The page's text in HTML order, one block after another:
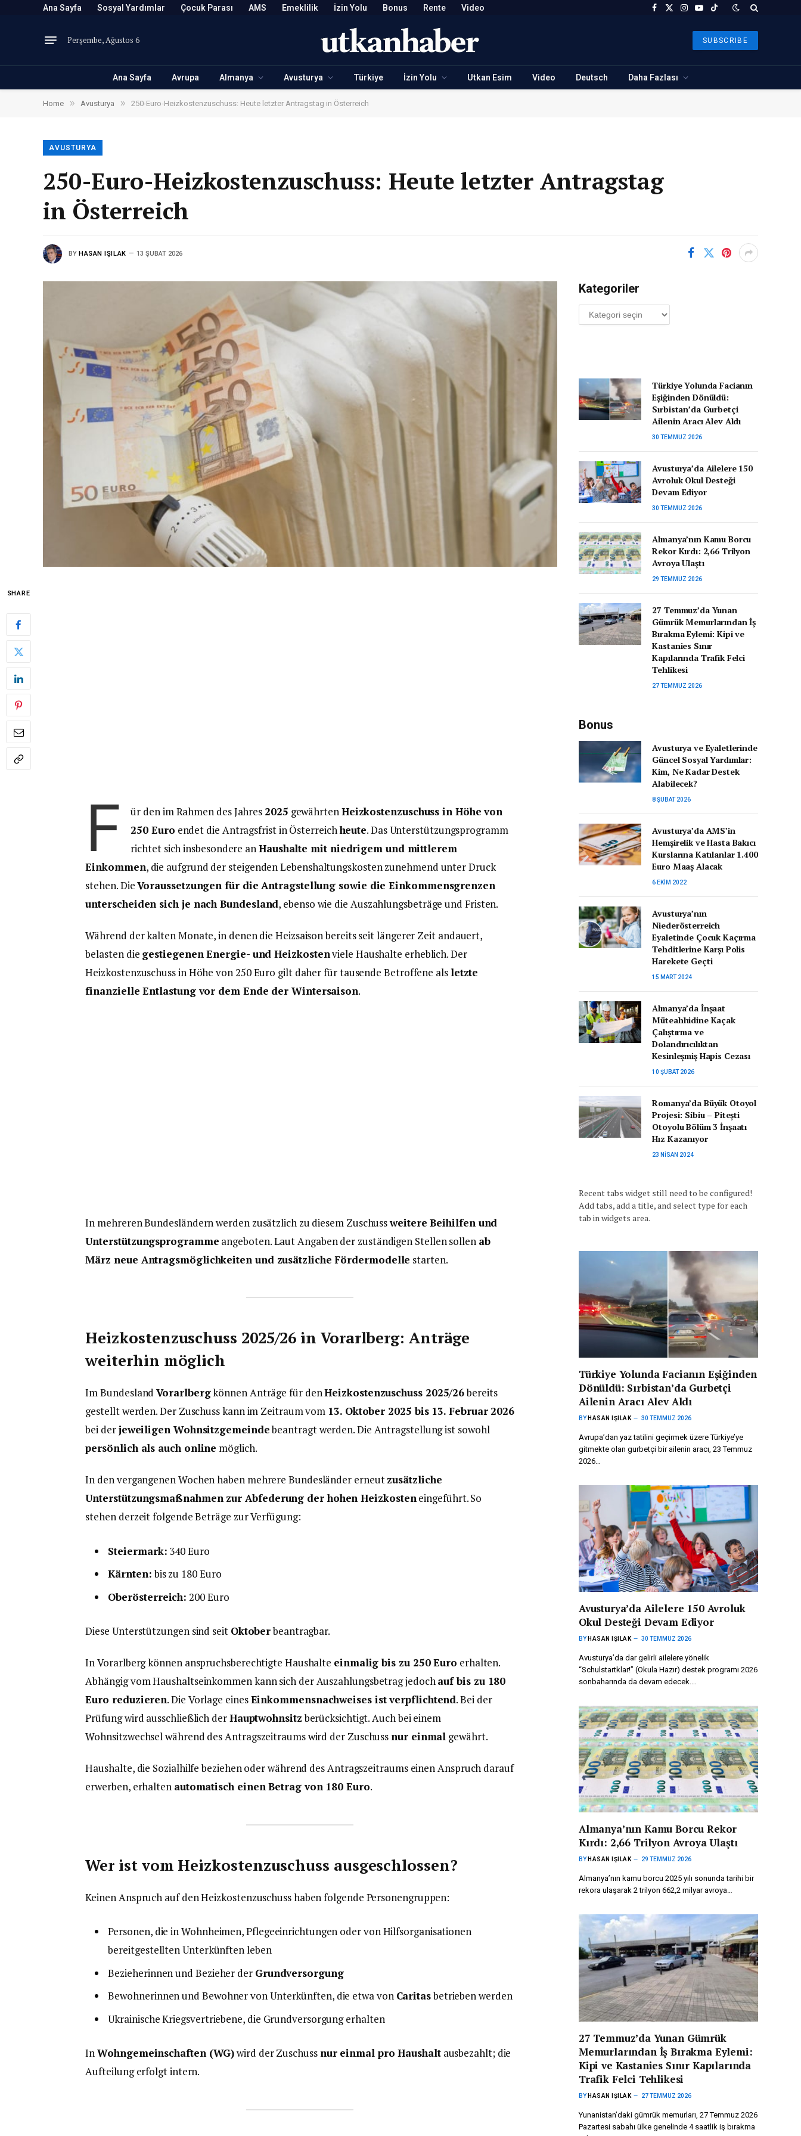
Ana Sayfa Sosyal Yardımlar Çocuk Parası AMS Emeklilik İzin Yolu Bonus Rente Video Facebook
X
Instagram
YouTubeTikTok
Perşembe, Ağustos 6 SUBSCRIBE
Ana Sayfa Avrupa Almanya Avusturya Türkiye İzin Yolu Utkan Esim Video Deutsch Daha Fazlası
Home » Avusturya » 250-Euro-Heizkostenzuschuss: Heute letzter Antragstag in Österreich
AVUSTURYA
250-Euro-Heizkostenzuschuss: Heute letzter Antragstag
in Österreich
BY HASAN IŞILAK 13 ŞUBAT 2026
SHARE
F ür den im Rahmen des Jahres 2025 gewährten Heizkostenzuschuss in Höhe von
250 Euro endet die Antragsfrist in Österreichheute. Das Unterstützungsprogramm
richtet sich insbesondere an Haushalte mit niedrigem und mittlerem
Einkommen, die aufgrund der steigenden Lebenshaltungskosten zunehmend unter Druck
stehen. DieVoraussetzungen für die Antragstellung sowie die Einkommensgrenzen
unterscheiden sich je nach Bundesland, ebenso wie die Auszahlungsbeträge und Fristen.
Während der kalten Monate, in denen die Heizsaison bereits seit längerer Zeit andauert,
belasten die gestiegenen Energie- und Heizkostenviele Haushalte erheblich. Der
Heizkostenzuschuss in Höhe von 250 Euro gilt daher für tausende Betroffene alsletzte
finanzielle Entlastung vor dem Ende der Wintersaison.
In mehreren Bundesländern werden zusätzlich zu diesem Zuschussweitere Beihilfen und
Unterstützungsprogramme angeboten. Laut Angaben der zuständigen Stellen sollen ab
März neue Antragsmöglichkeiten und zusätzliche Fördermodelle starten.
Heizkostenzuschuss 2025/26 in Vorarlberg: Anträge
weiterhin möglich
Im BundeslandVorarlbergkönnen Anträge für denHeizkostenzuschuss 2025/26bereits
gestellt werden. Der Zuschuss kann im Zeitraum vom 13. Oktober 2025 bis 13. Februar 2026
bei derjeweiligen Wohnsitzgemeindebeantragt werden. Die Antragstellung ist sowohl
persönlich als auch online möglich.
In den vergangenen Wochen haben mehrere Bundesländer erneutzusätzliche
Unterstützungsmaßnahmen zur Abfederung der hohen Heizkosteneingeführt. So
stehen derzeit folgende Beträge zur Verfügung:
Steiermark: 340 Euro
Kärnten:bis zu 180 Euro
Oberösterreich: 200 Euro
Diese Unterstützungen sind seit Oktoberbeantragbar.
In Vorarlberg können anspruchsberechtigte Haushalte einmalig bis zu 250 Euro erhalten.
Abhängig vom Haushaltseinkommen kann sich der Auszahlungsbetrag jedochauf bis zu 180
Euro reduzieren. Die Vorlage einesEinkommensnachweises ist verpflichtend. Bei der
Prüfung wird ausschließlich derHauptwohnsitzberücksichtigt. Auch bei einem
Wohnsitzwechsel während des Antragszeitraums wird der Zuschuss nur einmal gewährt.
Haushalte, die Sozialhilfe beziehen oder während des Antragszeitraums einen Anspruch darauf
erwerben, erhalten automatisch einen Betrag von 180 Euro.
Wer ist vom Heizkostenzuschuss ausgeschlossen?
Keinen Anspruch auf den Heizkostenzuschuss haben folgende Personengruppen:
Personen, die in Wohnheimen, Pflegeeinrichtungen oder von Hilfsorganisationen
bereitgestellten Unterkünften leben
Bezieherinnen und Bezieher der Grundversorgung
Bewohnerinnen und Bewohner von Unterkünften, die etwa von Caritasbetrieben werden
Ukrainische Kriegsvertriebene, die Grundversorgung erhalten
InWohngemeinschaften (WG)wird der Zuschuss nur einmal pro Haushaltausbezahlt; die
Aufteilung erfolgt intern.
Kategoriler
Kategoriler
Türkiye Yolunda Facianın
Eşiğinden Dönüldü:
Sırbistan’da Gurbetçi
Ailenin Aracı Alev Aldı
30 TEMMUZ 2026
Avusturya’da Ailelere 150
Avroluk Okul Desteği
Devam Ediyor
30 TEMMUZ 2026
Almanya’nın Kamu Borcu
Rekor Kırdı: 2,66 Trilyon
Avroya Ulaştı
29 TEMMUZ 2026
27 Temmuz’da Yunan
Gümrük Memurlarından İş
Bırakma Eylemi: Kipi ve
Kastanies Sınır
Kapılarında Trafik Felci
Tehlikesi
27 TEMMUZ 2026
Bonus
Avusturya ve Eyaletlerinde
Güncel Sosyal Yardımlar:
Kim, Ne Kadar Destek
Alabilecek?
8 ŞUBAT 2026
Avusturya’da AMS’in
Hemşirelik ve Hasta Bakıcı
Kurslarına Katılanlar 1.400
Euro Maaş Alacak
6 EKIM 2022
Avusturya’nın
Niederösterreich
Eyaletinde Çocuk Kaçırma
Tehditlerine Karşı Polis
Harekete Geçti
15 MART 2024
Almanya’da İnşaat
Müteahhidine Kaçak
Çalıştırma ve
Dolandırıcılıktan
Kesinleşmiş Hapis Cezası
10 ŞUBAT 2026
Romanya’da Büyük Otoyol
Projesi: Sibiu – Pitești
Otoyolu Bölüm 3 İnşaatı
Hız Kazanıyor
23 NISAN 2024
Recent tabs widget still need to be configured!
Add tabs, add a title, and select type for each
tab in widgets area.
Türkiye Yolunda Facianın Eşiğinden
Dönüldü: Sırbistan’da Gurbetçi
Ailenin Aracı Alev Aldı
BY HASAN IŞILAK 30 TEMMUZ 2026
Avrupa’dan yaz tatilini geçirmek üzere Türkiye’ye
gitmekte olan gurbetçi bir ailenin aracı, 23 Temmuz
2026…
Avusturya’da Ailelere 150 Avroluk
Okul Desteği Devam Ediyor
BY HASAN IŞILAK 30 TEMMUZ 2026
Avusturya’da dar gelirli ailelere yönelik
“Schulstartklar!” (Okula Hazır) destek programı 2026
sonbaharında da devam edecek.…
Almanya’nın Kamu Borcu Rekor
Kırdı: 2,66 Trilyon Avroya Ulaştı
BY HASAN IŞILAK 29 TEMMUZ 2026
Almanya’nın kamu borcu 2025 yılı sonunda tarihi bir
rekora ulaşarak 2 trilyon 662,2 milyar avroya…
27 Temmuz’da Yunan Gümrük
Memurlarından İş Bırakma Eylemi:
Kipi ve Kastanies Sınır Kapılarında
Trafik Felci Tehlikesi
BY HASAN IŞILAK 27 TEMMUZ 2026
Yunanistan’daki gümrük memurları, 27 Temmuz 2026
Pazartesi sabahı ülke genelinde 4 saatlik iş bırakma